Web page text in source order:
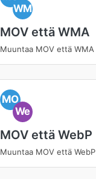
WM
MOV että WMA
Muuntaa MOV että WMA
MO
We
MOV että WebP
Muuntaa MOV että WebP